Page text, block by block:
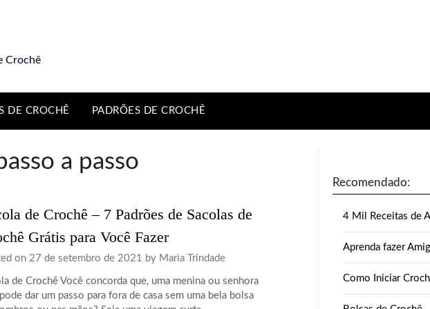
Crochê
DE CROCHÊ PADRÕES DE CROCHÊ
a passo
de Crochê – 7 Padrões de Sacolas de
Grátis para Você Fazer
on 27 de setembro de 2021 by Maria Trindade
de Crochê Você concorda que, uma menina ou senhora
dar um passo para fora de casa sem uma bela bolsa
Recomendado:
4 Mil Receitas de
Aprenda fazer
Como Iniciar